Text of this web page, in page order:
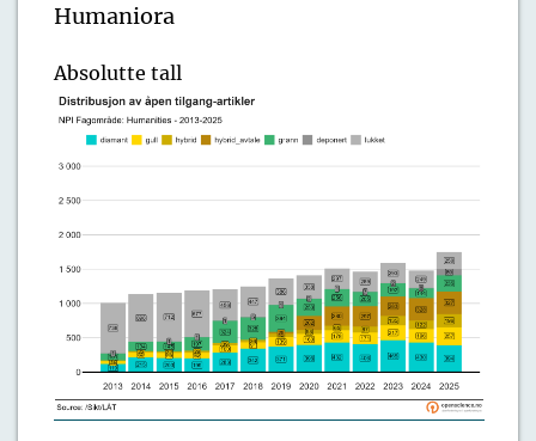
Humaniora
Absolutte tall